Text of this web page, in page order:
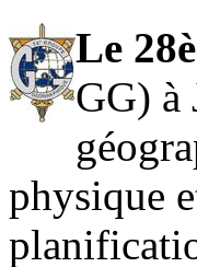
Le
GG) à
physique